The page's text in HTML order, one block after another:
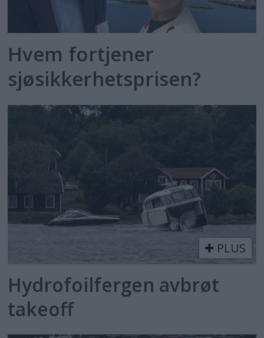
Hvem fortjener
sjøsikkerhetsprisen?
PLUS
Hydrofoilfergen avbrøt
takeoff